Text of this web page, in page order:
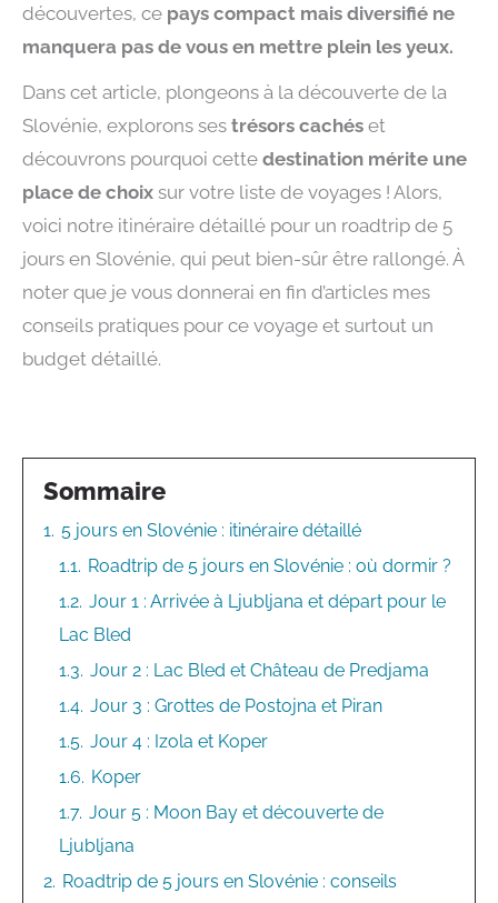
découvertes, ce pays compact mais diversifié ne
manquera pas de vous en mettre plein les yeux.
Dans cet article, plongeons à la découverte de la
Slovénie, explorons ses trésors cachés et
découvrons pourquoi cette destination mérite une
place de choix sur votre liste de voyages ! Alors,
voici notre itinéraire détaillé pour un roadtrip de 5
jours en Slovénie, qui peut bien-sûr être rallongé. À
noter que je vous donnerai en fin d’articles mes
conseils pratiques pour ce voyage et surtout un
budget détaillé.
Sommaire
1. 5 jours en Slovénie : itinéraire détaillé
1.1. Roadtrip de 5 jours en Slovénie : où dormir ?
1.2. Jour 1 : Arrivée à Ljubljana et départ pour le
Lac Bled
1.3. Jour 2 : Lac Bled et Château de Predjama
1.4. Jour 3 : Grottes de Postojna et Piran
1.5. Jour 4 : Izola et Koper
1.6. Koper
1.7. Jour 5 : Moon Bay et découverte de
Ljubljana
2. Roadtrip de 5 jours en Slovénie : conseils